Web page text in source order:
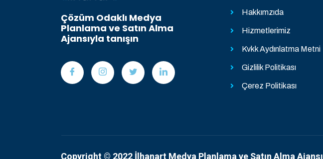
Çözüm Odaklı Medya
Planlama ve Satın Alma
Ajansıyla tanışın
Hakkımzıda
Hizmetlerimiz
Kvkk Aydınlatma Metni
Gizlilik Politikası
Çerez Politikası